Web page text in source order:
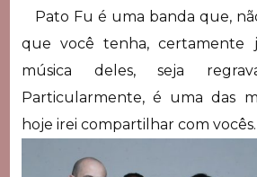
Pato Fu é uma banda que,
que você tenha, certamente
música deles, seja
Particularmente, é uma das
hoje irei compartilhar com vocês.